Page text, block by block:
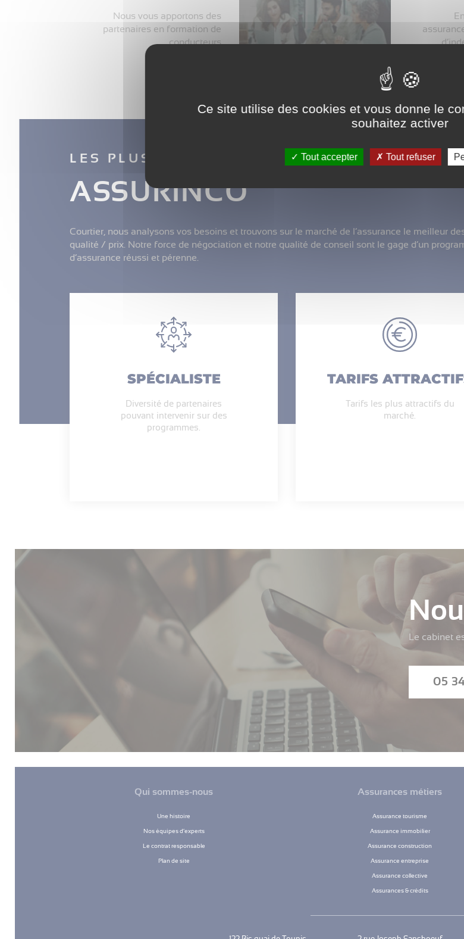
Nous vous apportons des
partenaires en formation de
conducteurs
LES PLUS DE L’ÉQUIPE
ASSURINCO
Courtier, nous analysons vos besoins et trouvons sur le marché de l’assurance le meilleur
qualité / prix. Notre force de négociation et notre qualité de conseil sont le gage d’un
d’assurance réussi et pérenne.
SPÉCIALISTE
Diversité de partenaires
pouvant intervenir sur des
programmes.
TARIFS
Tarifs les plus attractifs du
marché.
Le cabinet
05
Qui sommes-nous
Une histoire
Nos équipes d’experts
Le contrat responsable
Plan de site
Assurances métiers
Assurance tourisme
Assurance immobilier
Assurance construction
Assurance entreprise
Assurance collective
Assurances & crédits
Ce site utilise des cookies et vous donne le
souhaitez activer
Tout accepter Tout refuser